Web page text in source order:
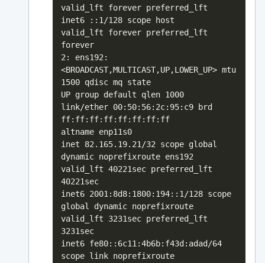
valid_lft forever preferred_lft
inet6 ::1/128 scope host
valid_lft forever preferred_lft
forever
2: ens192:
<BROADCAST,MULTICAST,UP,LOWER_UP> mtu
1500 qdisc mq state
UP group default qlen 1000
link/ether 00:50:56:2c:95:c9 brd
ff:ff:ff:ff:ff:ff:ff:ff
altname enp11s0
inet 82.165.19.21/32 scope global
dynamic noprefixroute ens192
valid_lft 40221sec preferred_lft
40221sec
inet6 2001:8d8:1800:194::1/128 scope
global dynamic noprefixroute
valid_lft 3231sec preferred_lft
3231sec
inet6 fe80::6c11:4b6b:f43d:adad/64
scope link noprefixroute